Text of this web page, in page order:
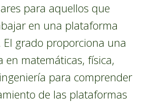
para aquellos que
en una plataforma
El grado proporciona una
en matemáticas, física,
para comprender
de las plataformas